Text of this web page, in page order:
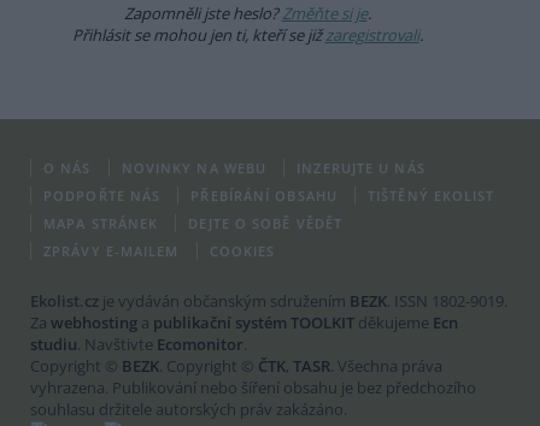
Zapomněli jste heslo?Změňte si je.
Přihlásit se mohou jen ti, kteří se jižzaregistrovali.
O NÁS NOVINKY NA WEBU
INZERUJTE U NÁS
PODPOŘTE NÁS
PŘEBÍRÁNÍ OBSAHU
TIŠTĚNÝ EKOLIST
MAPA STRÁNEK
DEJTE O SOBĚ VĚDĚT
ZPRÁVY E-MAILEM
COOKIES
Ekolist.cz je vydáván občanským sdružením BEZK . ISSN 1802-9019.
Za webhosting a publikační systém TOOLKIT děkujeme Ecn
studiu . Navštivte Ecomonitor
Copyright © BEZK . Copyright © ČTK, TASR . Všechna práva
vyhrazena. Publikování nebo šíření obsahu je bez předchozího
souhlasu držitele autorských práv zakázáno.